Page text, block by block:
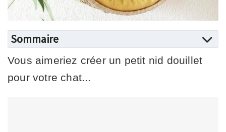
Sommaire
Vous aimeriez créer un petit nid douillet
pour votre chat...